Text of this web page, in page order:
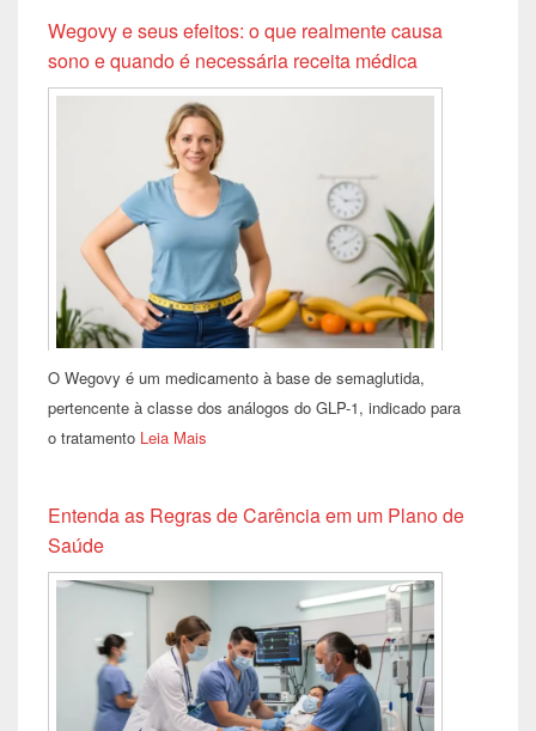
Wegovy e seus efeitos: o que realmente causa
sono e quando é necessária receita médica
O Wegovy é um medicamento à base de semaglutida,
pertencente à classe dos análogos do GLP-1, indicado para
o tratamento Leia Mais
Entenda as Regras de Carência em um Plano de
Saúde